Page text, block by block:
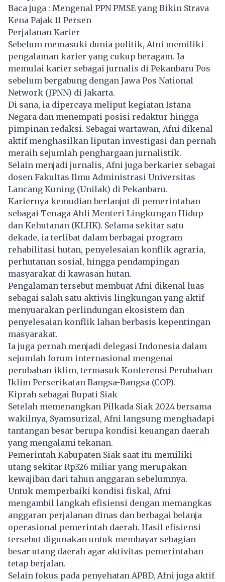
Baca juga : Mengenal PPN PMSE yang Bikin Strava
Kena Pajak 11 Persen
Perjalanan Karier
Sebelum memasuki dunia politik, Afni memiliki
pengalaman karier yang cukup beragam. Ia
memulai karier sebagai jurnalis di Pekanbaru Pos
sebelum bergabung dengan Jawa Pos National
Network (JPNN) di Jakarta.
Di sana, ia dipercaya meliput kegiatan Istana
Negara dan menempati posisi redaktur hingga
pimpinan redaksi. Sebagai wartawan, Afni dikenal
aktif menghasilkan liputan investigasi dan pernah
meraih sejumlah penghargaan jurnalistik.
Selain menjadi jurnalis, Afni juga berkarier sebagai
dosen Fakultas Ilmu Administrasi Universitas
Lancang Kuning (Unilak) di Pekanbaru.
Kariernya kemudian berlanjut di pemerintahan
sebagai Tenaga Ahli Menteri Lingkungan Hidup
dan Kehutanan (KLHK). Selama sekitar satu
dekade, ia terlibat dalam berbagai program
rehabilitasi hutan, penyelesaian konflik agraria,
perhutanan sosial, hingga pendampingan
masyarakat di kawasan hutan.
Pengalaman tersebut membuat Afni dikenal luas
sebagai salah satu aktivis lingkungan yang aktif
menyuarakan perlindungan ekosistem dan
penyelesaian konflik lahan berbasis kepentingan
masyarakat.
Ia juga pernah menjadi delegasi Indonesia dalam
sejumlah forum internasional mengenai
perubahan iklim, termasuk Konferensi Perubahan
Iklim Perserikatan Bangsa-Bangsa (COP).
Kiprah sebagai Bupati Siak
Setelah memenangkan Pilkada Siak 2024 bersama
wakilnya, Syamsurizal, Afni langsung menghadapi
tantangan besar berupa kondisi keuangan daerah
yang mengalami tekanan.
Pemerintah Kabupaten Siak saat itu memiliki
utang sekitar Rp326 miliar yang merupakan
kewajiban dari tahun anggaran sebelumnya.
Untuk memperbaiki kondisi fiskal, Afni
mengambil langkah efisiensi dengan memangkas
anggaran perjalanan dinas dan berbagai belanja
operasional pemerintah daerah. Hasil efisiensi
tersebut digunakan untuk membayar sebagian
besar utang daerah agar aktivitas pemerintahan
tetap berjalan.
Selain fokus pada penyehatan APBD, Afni juga aktif